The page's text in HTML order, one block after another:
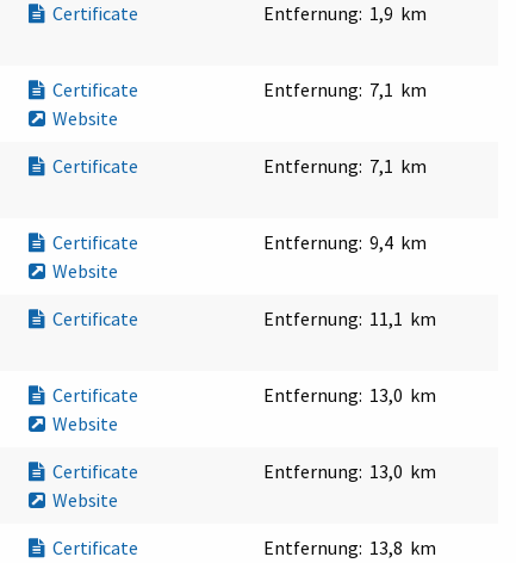
Certificate Entfernung: 1,9 km
Certificate
Website
Entfernung: 7,1 km
Certificate Entfernung: 7,1 km
Certificate
Website
Entfernung: 9,4 km
Certificate Entfernung: 11,1 km
Certificate
Website
Entfernung: 13,0 km
Certificate
Website
Entfernung: 13,0 km
Certificate
Entfernung: 13,8 km